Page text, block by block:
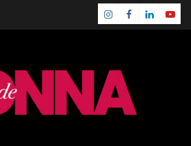
Instagram
Facebook
Linkedin